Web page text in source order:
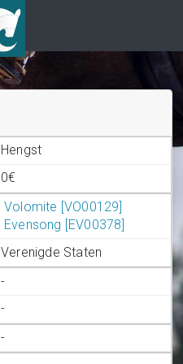
Hengst
0€
Volomite [VO00129]
Evensong [EV00378]
Verenigde Staten
-
-
-